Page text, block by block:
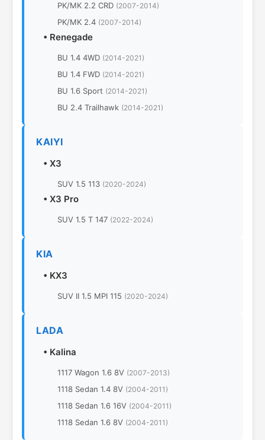
PK/MK 2.2 CRD (2007-2014)
PK/MK 2.4 (2007-2014)
• Renegade
BU 1.4 4WD (2014-2021)
BU 1.4 FWD (2014-2021)
BU 1.6 Sport (2014-2021)
BU 2.4 Trailhawk (2014-2021)
KAIYI
• X3
SUV 1.5 113 (2020-2024)
• X3 Pro
SUV 1.5 T 147 (2022-2024)
KIA
• KX3
SUV II 1.5 MPI 115 (2020-2024)
LADA
• Kalina
1117 Wagon 1.6 8V (2007-2013)
1118 Sedan 1.4 8V (2004-2011)
1118 Sedan 1.6 16V (2004-2011)
1118 Sedan 1.6 8V (2004-2011)